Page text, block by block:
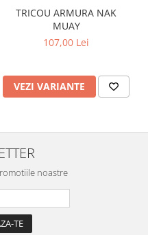
TRICOU ARMURA NAK
MUAY
107,00 Lei
VEZI VARIANTE
noastre